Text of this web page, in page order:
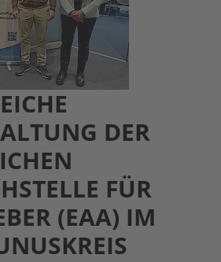
DER
FÜR
(EAA) IM